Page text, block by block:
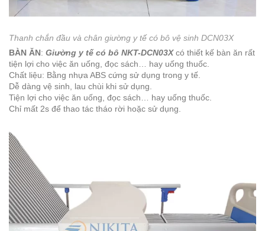
Thanh chắn đầu và chân giường y tế có bô vệ sinh DCN03X
BÀN ĂN: Giường y tế có bô NKT-DCN03Xcó thiết kế bàn ăn rất
tiện lợi cho việc ăn uống, đọc sách… hay uống thuốc.
Chất liệu: Bằng nhựa ABS cứng sử dụng trong y tế.
Dễ dàng vệ sinh, lau chùi khi sử dụng.
Tiện lợi cho việc ăn uống, đọc sách… hay uống thuốc.
Chỉ mất 2s để thao tác tháo rời hoặc sử dụng.